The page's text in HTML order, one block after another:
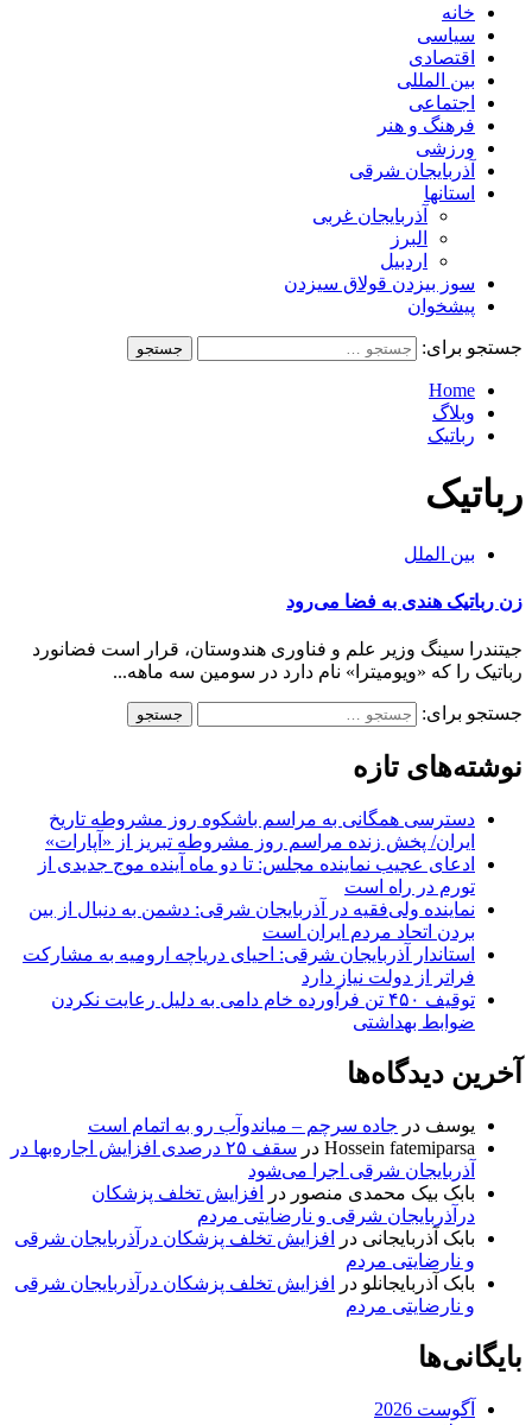
خانه
سیاسی
اقتصادی
بین المللی
اجتماعی
فرهنگ و هنر
ورزشی
آذربایجان شرقی
استانها
آذربایجان غربی
البرز
اردبیل
سوز بیزدن قولاق سیزدن
پیشخوان
جستجو برای:
Home
وبلاگ
رباتیک
رباتیک
بین الملل
زن رباتیک هندی به فضا می‌رود
جیتندرا سینگ وزیر علم و فناوری هندوستان، قرار است فضانورد
رباتیک را که «ویومیترا» نام دارد در سومین سه ماهه...
جستجو برای:
نوشته‌های تازه
دسترسی همگانی به مراسم باشکوه روز مشروطه تاریخ
ایران/ پخش زنده مراسم روز مشروطه تبریز از «آپارات»
ادعای عجیب نماینده مجلس: تا دو ماه آینده موج جدیدی از
تورم در راه است
نماینده ولی‌فقیه در آذربایجان شرقی: دشمن به دنبال از بین
بردن اتحاد مردم ایران است
استاندار آذربایجان شرقی: احیای دریاچه ارومیه به مشارکت
فراتر از دولت نیاز دارد
توقیف ۴۵۰ تن فرآورده خام دامی به دلیل رعایت نکردن
ضوابط بهداشتی
آخرین دیدگاه‌ها
یوسف در جاده سرچم – میاندوآب رو به اتمام است
Hossein fatemiparsa در
سقف ۲۵ درصدی افزایش اجاره‌بها در
آذربایجان شرقی اجرا می‌شود
بابک بیک محمدی منصور در
افزایش تخلف پزشکان
درآذربایجان شرقی و نارضایتی مردم
بابک آذربایجانی در
افزایش تخلف پزشکان درآذربایجان شرقی
و نارضایتی مردم
بابک آذربایجانلو در
افزایش تخلف پزشکان درآذربایجان شرقی
و نارضایتی مردم
بایگانی‌ها
آگوست 2026